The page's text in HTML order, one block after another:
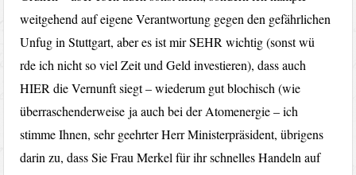
weitgehend auf eigene Verantwortung gegen den gefährlichen
Unfug in Stuttgart, aber es ist mir SEHR wichtig (sonst wü
rde ich nicht so viel Zeit und Geld investieren), dass auch
HIER die Vernunft siegt – wiederum gut blochisch (wie
überraschenderweise ja auch bei der Atomenergie – ich
stimme Ihnen, sehr geehrter Herr Ministerpräsident, übrigens
darin zu, dass Sie Frau Merkel für ihr schnelles Handeln auf